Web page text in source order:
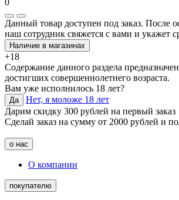
Данный товар доступен под заказ. После
наш сотрудник свяжется с вами и укажет
Наличие в магазинах
+18
Содержание данного раздела
достигших совершеннолетнего возраста.
Вам уже исполнилось 18 лет?
Да
Нет, я моложе 18 лет
Дарим скидку 300 рублей на первый заказ
Сделай заказ на сумму от 2000 рублей и
о нас
О компании
покупателю